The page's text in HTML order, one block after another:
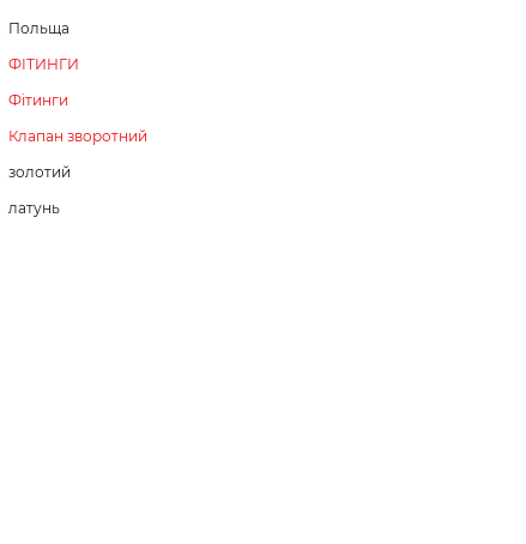
Польща
ФІТИНГИ
Фітинги
Клапан зворотний
золотий
латунь